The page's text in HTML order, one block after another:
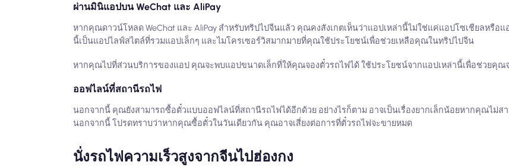
ผ่านมินิแอปบน WeChat และ AliPay
หากคุณดาวน์โหลด WeChat และ AliPay สำหรับทริปไปจีนแล้ว คุณคงสังเกตเห็นว่าแอปเหล่านี้ไม่ใช่แค่แอปโซเชียลหรือแ
นี้เป็นแอปไลฟ์สไตล์ที่รวมแอปเล็กๆ และไมโครเซอร์วิสมากมายที่คุณใช้ประโยชน์เพื่อช่วยเหลือคุณในทริปไปจีน
หากคุณไปที่ส่วนบริการของแอป คุณจะพบแอปขนาดเล็กที่ให้คุณจองตั๋วรถไฟได้ ใช้ประโยชน์จากแอปเหล่านี้เพื่อช่วยคุณ
ออฟไลน์ที่สถานีรถไฟ
นอกจากนี้ คุณยังสามารถซื้อตั๋วแบบออฟไลน์ที่สถานีรถไฟได้อีกด้วย อย่างไรก็ตาม อาจเป็นเรื่องยากเล็กน้อยหากคุณไม่ส
นอกจากนี้ โปรดทราบว่าหากคุณซื้อตั๋วในวันเดียวกัน คุณอาจเสี่ยงต่อการที่ตั๋วรถไฟจะขายหมด
นั่งรถไฟความเร็วสูงจากจีนไปฮ่องกง